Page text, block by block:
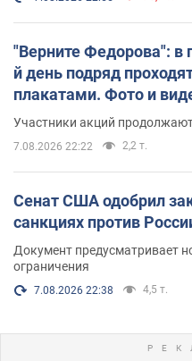
"Верните Федорова": в
й день подряд
плакатами. Фото и
Участники акций
7.08.2026 22:22 2,2 т.
Сенат США одобрил
санкциях против
Документ предусматривает
ограничения
7.08.2026 22:38 4,5 т.